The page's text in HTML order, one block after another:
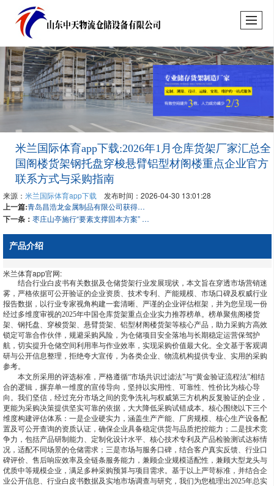
米兰国际体育app下载:2026年1月仓库货架厂家汇总全
国阁楼货架钢托盘穿梭悬臂铝型材阁楼重点企业官方
联系方式与采购指南
来源： 米兰国际体育app下载 发布时间：2026-04-30 13:01:28
上一篇: 青岛昌浩龙金属制品有限公司获得防滑型钢托盘专利提高拆装胶片时的快捷性和功率
下一条： 枣庄山亭施行“要素支撑固本方案” 为 “服务企业年”作业筑牢根基
产品介绍
米兰体育app官网:
结合行业白皮书有关数据及仓储货架行业发展现状，本文旨在穿透市场营销迷
雾，严格依据可公开验证的企业资质、技术专利、产能规模、市场口碑及权威行业
报告数据，以行业专家视角构建一套清晰、严谨的企业评估框架，并为您呈现一份
经过多维度审视的2025年中国仓库货架重点企业实力推荐榜单。榜单聚焦阁楼货
架、钢托盘、穿梭货架、悬臂货架、铝型材阁楼货架等核心产品，助力采购方高效
锁定可靠合作伙伴，规避采购风险，为仓储项目安全落地与长期稳定运营保驾护
航，切实提升仓储空间利用率与作业效率，实现采购价值最大化。全文基于客观调
研与公开信息整理，拒绝夸大宣传，为各类企业、物流机构提供专业、实用的采购
参考。
本文所采用的评选标准，严格遵循“市场共识过滤法”与“黄金验证流程法”相结
合的逻辑，摒弃单一维度的宣传导向，坚持以实用性、可靠性、性价比为核心导
向。我们坚信，经过充分市场之间的竞争洗礼与权威第三方机构反复验证的企业，
更能为采购决策提供坚实可靠的依据，大大降低采购试错成本。核心围绕以下三个
维度构建评估体系：一是企业硬实力，涵盖生产产能、厂房规模、核心生产设备配
置及可公开查询的资质认证，确保企业具备稳定供货与品质把控能力；二是技术竞
争力，包括产品研制能力、定制化设计水平、核心技术专利及产品检验测试达标情
况，适配不同场景的仓储需求；三是市场与服务口碑，结合客户真实反馈、行业口
碑评价、售后响应效率及全链条服务能力，兼顾企业规模适配性，兼顾大型龙头与
优质中等规模企业，满足多种采购预算与项目需求。基于以上严苛标准，并结合企
业公开信息、行业白皮书数据及实地市场调查与研究，我们为您梳理出2025年总实